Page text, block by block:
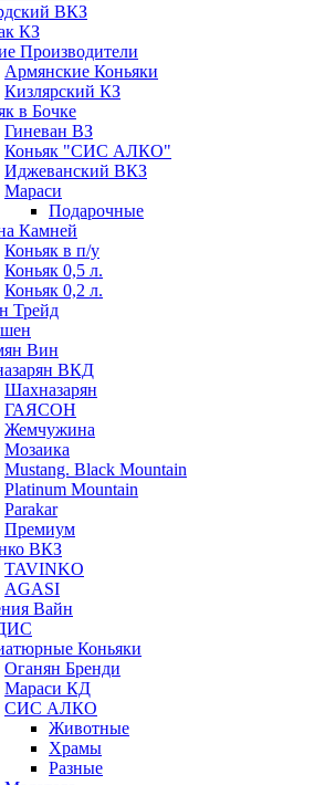
ВКЗ
КЗ
Производители
Армянские Коньяки
Кизлярский КЗ
в Бочке
Гиневан ВЗ
Коньяк "СИС АЛКО"
Иджеванский ВКЗ
Мараси
Подарочные
Камней
Коньяк в п/у
Коньяк 0,5 л.
Коньяк 0,2 л.
Трейд
Вин
ВКД
Шахназарян
ГАЯСОН
Жемчужина
Мозаика
Mustang. Black Mountain
Platinum Mountain
Parakar
Премиум
ВКЗ
TAVINKO
AGASI
Вайн
Коньяки
Оганян Бренди
Мараси КД
СИС АЛКО
Животные
Храмы
Разные